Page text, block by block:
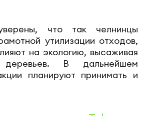
что так челнинцы
утилизации отходов,
на экологию, высаживая
В дальнейшем
планируют принимать и